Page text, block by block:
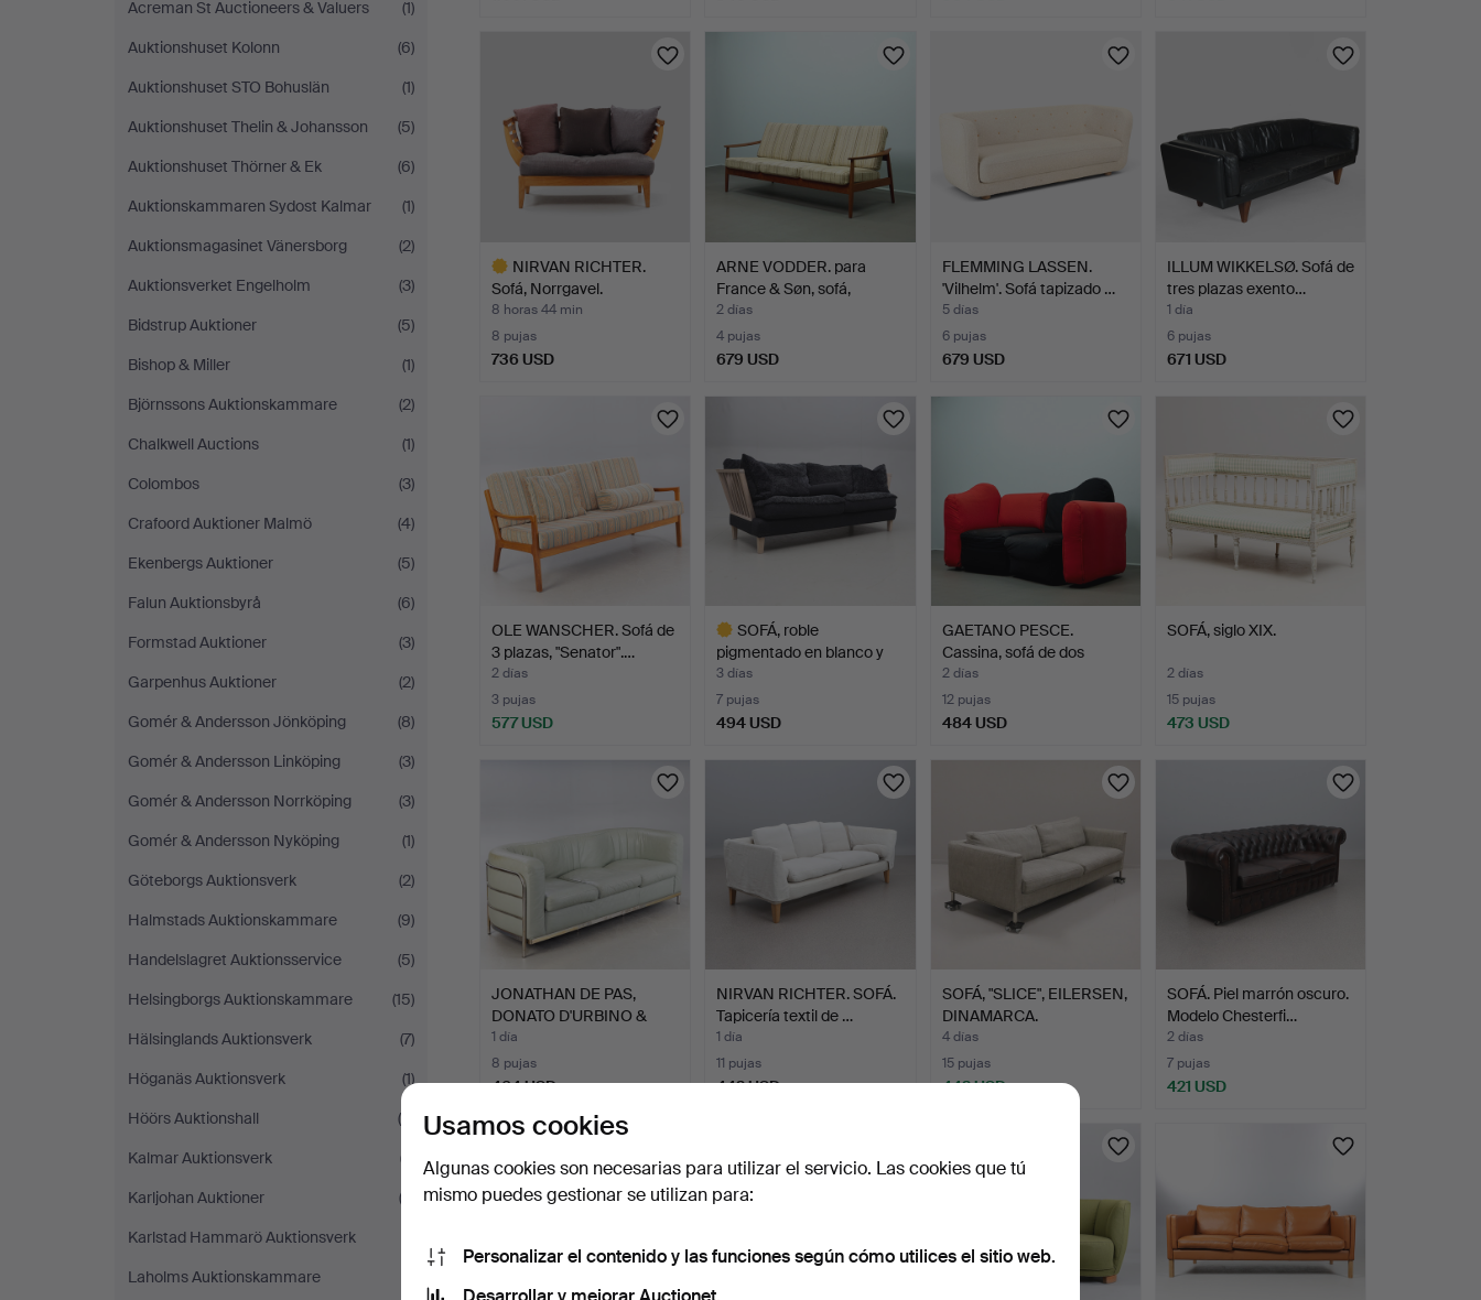
Acreman St Auctioneers & Valuers
(1)
Auktionshuset Kolonn
(6)
Auktionshuset STO Bohuslän
(1)
Auktionshuset Thelin & Johansson
(5)
Auktionshuset Thörner & Ek
(6)
Auktionskammaren Sydost Kalmar
(1)
Auktionsmagasinet Vänersborg
(2)
Auktionsverket Engelholm
(3)
Bidstrup Auktioner
(5)
Bishop & Miller
(1)
Björnssons Auktionskammare
(2)
Chalkwell Auctions
(1)
Colombos
(3)
Crafoord Auktioner Malmö
(4)
Ekenbergs Auktioner
(5)
Falun Auktionsbyrå
(6)
Formstad Auktioner
(3)
Garpenhus Auktioner
(2)
Gomér & Andersson Jönköping
(8)
Gomér & Andersson Linköping
(3)
Gomér & Andersson Norrköping
(3)
Gomér & Andersson Nyköping
(1)
Göteborgs Auktionsverk
(2)
Halmstads Auktionskammare
(9)
Handelslagret Auktionsservice
(5)
Helsingborgs Auktionskammare
(15)
Hälsinglands Auktionsverk
(7)
Höganäs Auktionsverk
(1)
Höörs Auktionshall
(5)
Kalmar Auktionsverk
(7)
Karljohan Auktioner
(3)
Karlstad Hammarö Auktionsverk
Laholms Auktionskammare
NIRVAN RICHTER.
Sofá, Norrgavel.
8 horas 44 min
8 pujas
736 USD
ARNE VODDER. para
France & Søn, sofá,
mode…
2 días
4 pujas
679 USD
FLEMMING LASSEN.
'Vilhelm'. Sofá tapizado …
5 días
6 pujas
679 USD
ILLUM WIKKELSØ. Sofá de
tres plazas exento…
1 día
6 pujas
671 USD
OLE WANSCHER. Sofá de
3 plazas, "Senator".…
2 días
3 pujas
577 USD
SOFÁ, roble
pigmentado en blanco y
piel de…
3 días
7 pujas
494 USD
GAETANO PESCE.
Cassina, sofá de dos
plazas…
2 días
12 pujas
484 USD
SOFÁ, siglo XIX.
2 días
15 pujas
473 USD
JONATHAN DE PAS,
DONATO D'URBINO &
PAOLO L…
1 día
8 pujas
464 USD
NIRVAN RICHTER. SOFÁ.
Tapicería textil de …
1 día
11 pujas
442 USD
SOFÁ, "SLICE", EILERSEN,
DINAMARCA.
4 días
15 pujas
442 USD
SOFÁ. Piel marrón oscuro.
Modelo Chesterfi…
2 días
7 pujas
421 USD
Usamos cookies
Algunas cookies son necesarias para utilizar el servicio. Las cookies que tú
mismo puedes gestionar se utilizan para:
Personalizar el contenido y las funciones según cómo utilices el sitio web.